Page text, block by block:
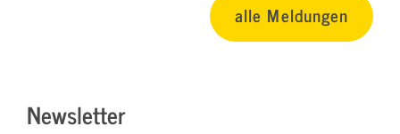
alle Meldungen
Newsletter